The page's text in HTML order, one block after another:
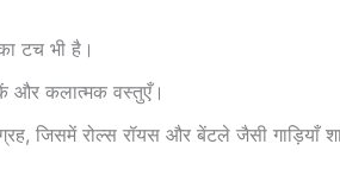
टच भी है।
और कलात्मक वस्तुएँ।
जिसमें रोल्स रॉयस और बेंटले जैसी गाड़ियाँ